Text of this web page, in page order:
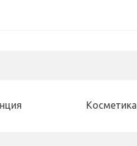
Косметика